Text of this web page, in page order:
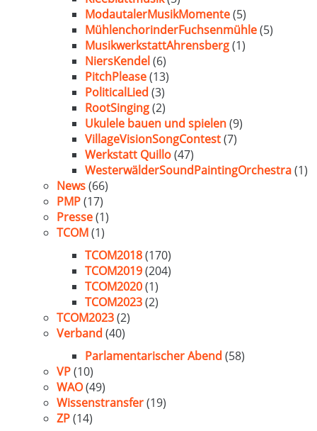
ModautalerMusikMomente(5)
MühlenchorinderFuchsenmühle(5)
MusikwerkstattAhrensberg(1)
NiersKendel(6)
PitchPlease(13)
PoliticalLied (3)
RootSinging(2)
Ukulele bauen und spielen(9)
VillageVisionSongContest(7)
Werkstatt Quillo(47)
WesterwälderSoundPaintingOrchestra(1)
News(66)
PMP(17)
Presse(1)
TCOM(1)
TCOM2018(170)
TCOM2019(204)
TCOM2020(1)
TCOM2023(2)
TCOM2023(2)
Verband (40)
Parlamentarischer Abend (58)
VP(10)
WAO(49)
Wissenstransfer(19)
ZP(14)